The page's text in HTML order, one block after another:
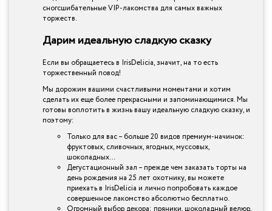
сногсшибательные VIP-лакомства для самых важных
торжеств.
Дарим идеальную сладкую сказку
Если вы обращаетесь в IrisDelicia, значит, на то есть
торжественный повод!
Мы дорожим вашими счастливыми моментами и хотим
сделать их еще более прекрасными и запоминающимися. Мы
готовы воплотить в жизнь вашу идеальную сладкую сказку, и
поэтому:
Только для вас – больше 20 видов премиум-начинок:
фруктовых, сливочных, ягодных, муссовых,
шоколадных…
Дегустационный зал – прежде чем заказать торты на
день рождения на 25 лет охотнику, вы можете
приехать в IrisDelicia и лично попробовать каждое
совершенное лакомство абсолютно бесплатно.
Огромный выбор декора: пряники, шоколадный велюр,